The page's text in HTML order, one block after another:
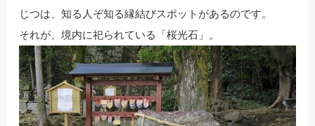
じつは、知る人ぞ知る縁結びスポットがあるのです。
それが、境内に祀られている「桜光石」。